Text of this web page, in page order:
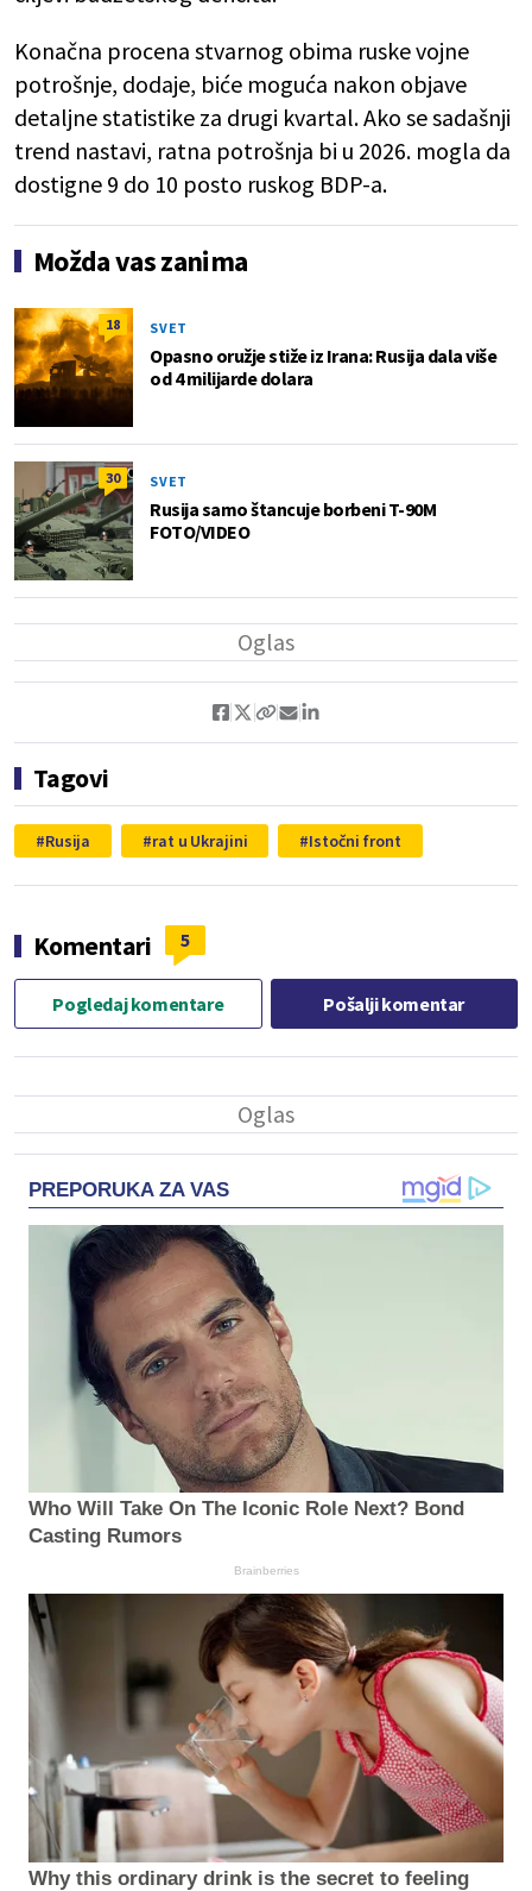
Konačna procena stvarnog obima ruske vojne
potrošnje, dodaje, biće moguća nakon objave
detaljne statistike za drugi kvartal. Ako se sadašnji
trend nastavi, ratna potrošnja bi u 2026. mogla da
dostigne 9 do 10 posto ruskog BDP-a.
Možda vas zanima
18 SVET
Opasno oružje stiže iz Irana: Rusija dala više
od 4 milijarde dolara
30 SVET
Rusija samo štancuje borbeni T-90M
FOTO/VIDEO
Tagovi
Rusija rat u Ukrajini Istočni front
Komentari 5
Pogledaj komentare Pošalji komentar
PREPORUKA ZA VAS
Who Will Take On The Iconic Role Next? Bond
Casting Rumors
Brainberries
Why this ordinary drink is the secret to feeling